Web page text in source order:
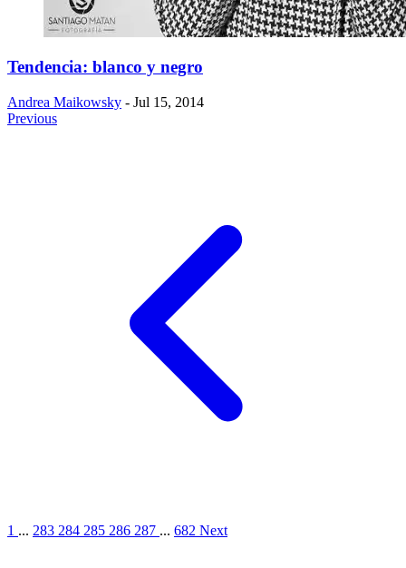
Tendencia: blanco y negro
Andrea Maikowsky - Jul 15, 2014
Previous
1 ... 283 284 285 286 287 ... 682 Next